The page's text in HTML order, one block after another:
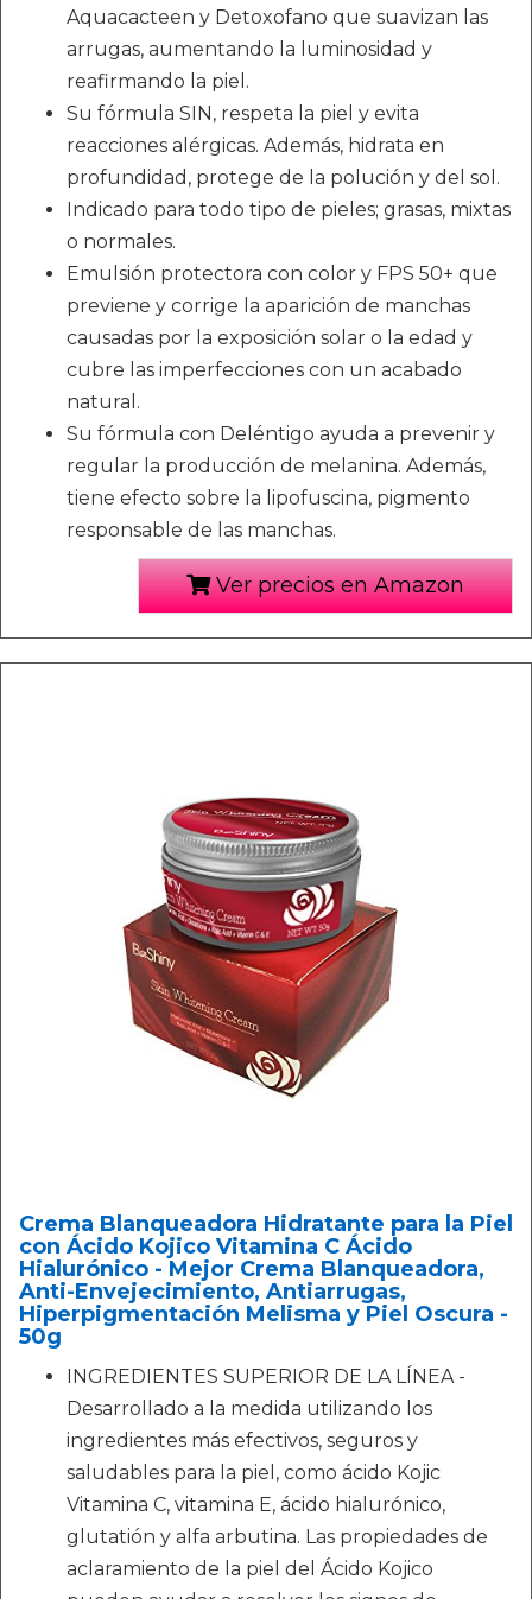
Aquacacteen y Detoxofano que suavizan las
arrugas, aumentando la luminosidad y
reafirmando la piel.
Su fórmula SIN, respeta la piel y evita
reacciones alérgicas. Además, hidrata en
profundidad, protege de la polución y del sol.
Indicado para todo tipo de pieles; grasas, mixtas
o normales.
Emulsión protectora con color y FPS 50+ que
previene y corrige la aparición de manchas
causadas por la exposición solar o la edad y
cubre las imperfecciones con un acabado
natural.
Su fórmula con Deléntigo ayuda a prevenir y
regular la producción de melanina. Además,
tiene efecto sobre la lipofuscina, pigmento
responsable de las manchas.
Ver precios en Amazon
Crema Blanqueadora Hidratante para la Piel
con Ácido Kojico Vitamina C Ácido
Hialurónico - Mejor Crema Blanqueadora,
Anti-Envejecimiento, Antiarrugas,
Hiperpigmentación Melisma y Piel Oscura -
50g
INGREDIENTES SUPERIOR DE LA LÍNEA -
Desarrollado a la medida utilizando los
ingredientes más efectivos, seguros y
saludables para la piel, como ácido Kojic
Vitamina C, vitamina E, ácido hialurónico,
glutatión y alfa arbutina. Las propiedades de
aclaramiento de la piel del Ácido Kojico